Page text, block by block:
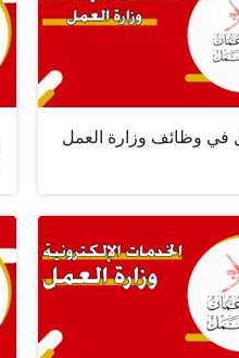
في وظائف وزارة العمل